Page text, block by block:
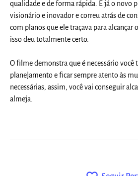
qualidade e de forma rápida. E já o novo
visionário e inovador e correu atrás de
com planos que ele traçava para alcançar
isso deu totalmente certo.
O filme demonstra que é necessário você
planejamento e ficar sempre atento às
necessárias, assim, você vai conseguir
almeja.